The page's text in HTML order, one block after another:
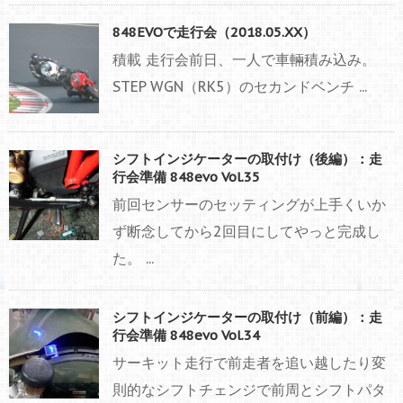
848EVOで走行会（2018.05.XX）
積載 走行会前日、一人で車輛積み込み。
STEP WGN（RK5）のセカンドベンチ ...
シフトインジケーターの取付け（後編）：走
行会準備 848evo Vol.35
前回センサーのセッティングが上手くいか
ず断念してから2回目にしてやっと完成し
た。 ...
シフトインジケーターの取付け（前編）：走
行会準備 848evo Vol.34
サーキット走行で前走者を追い越したり変
則的なシフトチェンジで前周とシフトパタ